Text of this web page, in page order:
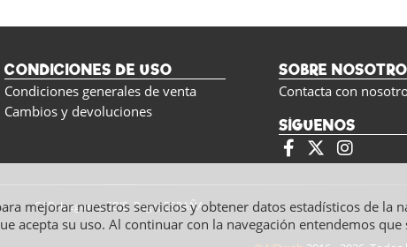
mejorar nuestros servicios y obtener datos estadísticos de la
acepta su uso. Al continuar con la navegación entendemos que
CONDICIONES DE USO
Condiciones generales de venta
Cambios y devoluciones
SOBRE
Contacta con
SÍGUENOS
C/ Polseguera 5BIS, Pego, ESPAÑA